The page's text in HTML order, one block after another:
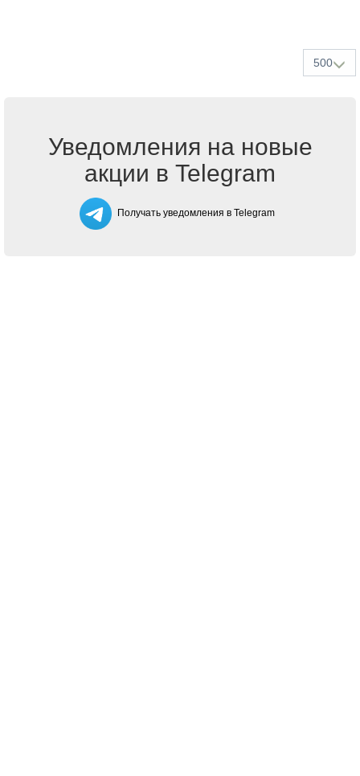
500
Уведомления на новые
акции в Telegram
Получать уведомления в Telegram